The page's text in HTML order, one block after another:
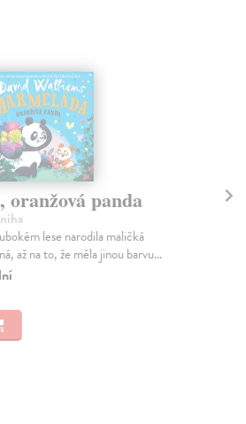
panda
lese narodila maličká
až na to, že měla jinou barvu...